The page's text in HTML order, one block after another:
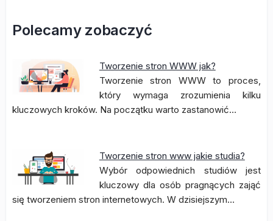
Polecamy zobaczyć
Tworzenie stron WWW jak?
Tworzenie stron WWW to proces,
który wymaga zrozumienia kilku
kluczowych kroków. Na początku warto zastanowić…
Tworzenie stron www jakie studia?
Wybór odpowiednich studiów jest
kluczowy dla osób pragnących zająć
się tworzeniem stron internetowych. W dzisiejszym…